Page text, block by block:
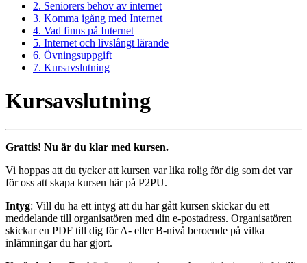
2. Seniorers behov av internet
3. Komma igång med Internet
4. Vad finns på Internet
5. Internet och livslångt lärande
6. Övningsuppgift
7. Kursavslutning
Kursavslutning
Grattis! Nu är du klar med kursen.
Vi hoppas att du tycker att kursen var lika rolig för dig som det var
för oss att skapa kursen här på P2PU.
Intyg: Vill du ha ett intyg att du har gått kursen skickar du ett
meddelande till organisatören med din e-postadress. Organisatören
skickar en PDF till dig för A- eller B-nivå beroende på vilka
inlämningar du har gjort.